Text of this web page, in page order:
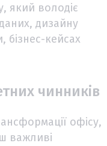
який володіє
дизайну
бізнес-кейсах
чинників
офісу,
важливі